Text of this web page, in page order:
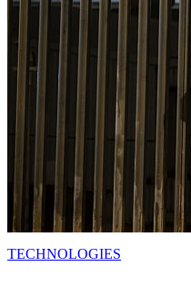
TECHNOLOGIES